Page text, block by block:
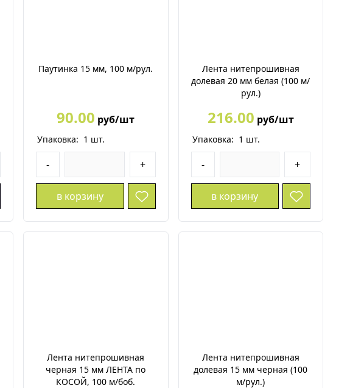
Паутинка 15 мм, 100 м/рул.
90.00 руб/шт
Упаковка: 1 шт.
- +
в корзину
Лента нитепрошивная
долевая 20 мм белая (100 м/
рул.)
216.00 руб/шт
Упаковка: 1 шт.
- +
в корзину
Лента нитепрошивная
черная 15 мм ЛЕНТА по
КОСОЙ, 100 м/боб.
Лента нитепрошивная
долевая 15 мм черная (100
м/рул.)